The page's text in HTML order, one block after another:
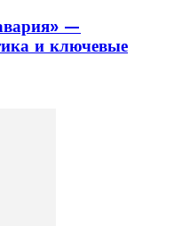
—
и ключевые